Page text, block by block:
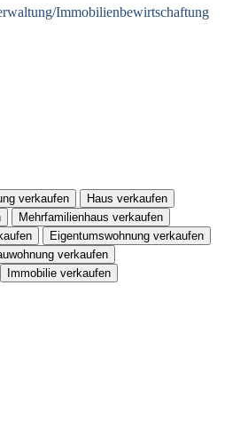
Immobilienbewirtschaftung
verkaufen
Haus verkaufen
Mehrfamilienhaus verkaufen
Eigentumswohnung verkaufen
verkaufen
Immobilie verkaufen